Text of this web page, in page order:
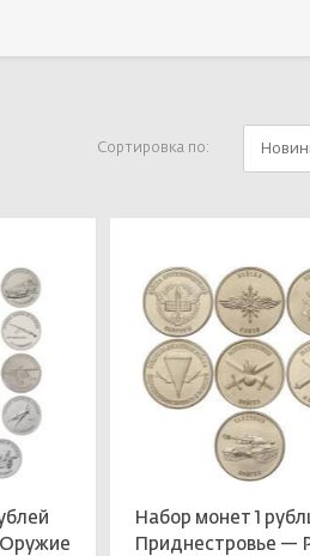
Сортировка по:
Набор монет 1
Приднестровье —